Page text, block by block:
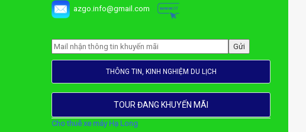
azgo.info@gmail.com
THÔNG TIN, KINH NGHIỆM DU LỊCH
TOUR ĐANG KHUYẾN MÃI
Cho thuê xe máy Hạ Long